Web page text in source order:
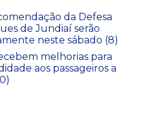
da Defesa
de Jundiaí serão
neste sábado (8)
melhorias para
aos passageiros a